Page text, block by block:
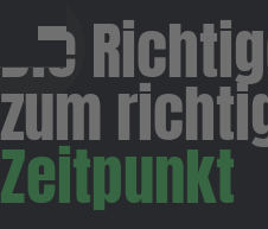
Die
zum
Zeitpunkt